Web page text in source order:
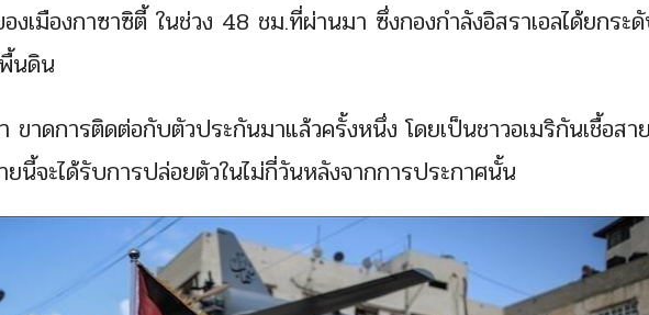
งเมืองกาซาซิตี้ ในช่วง 48 ชม.ที่ผ่านมา ซึ่งกองกำลังอิสราเอลได้ยกระ
นดิน
ขาดการติดต่อกับตัวประกันมาแล้วครั้งหนึ่ง โดยเป็นชาวอเมริกันเชื้อสา
นี้จะได้รับการปล่อยตัวในไม่กี่วันหลังจากการประกาศนั้น